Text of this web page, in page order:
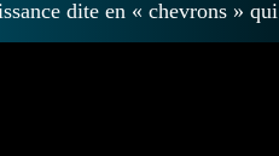
dite en « chevrons » qui